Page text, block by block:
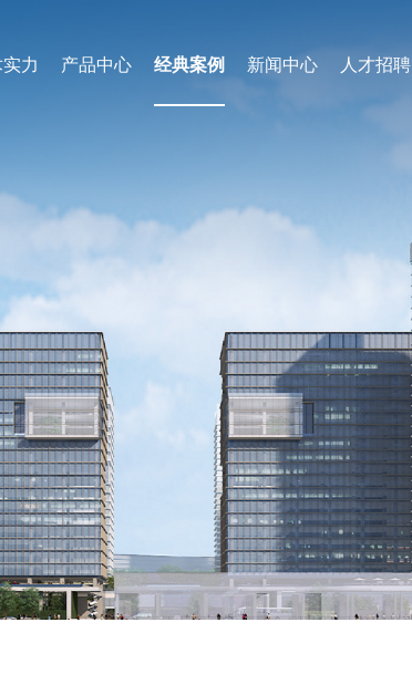
力 产品中心 经典案例 新闻中心 人才招聘